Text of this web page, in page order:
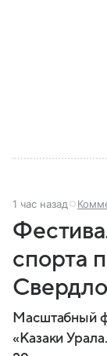
1 час назад
спорта
Масштабный
«Казаки